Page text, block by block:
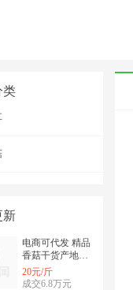
类
新
电商可代发 精品
香菇干货产地直
发 肉厚无根个头
均匀冬菇花菇
20元/斤
成交6.8万元